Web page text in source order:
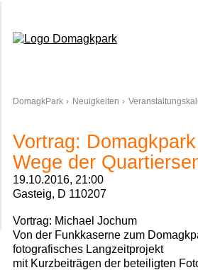
DomagkPark Neuigkeiten
Vortrag:
Wege der
19.10.2016, 21:00
Gasteig, D 110207
Vortrag: Michael Jochum
Von der Funkkaserne zum
fotografisches Langzeitprojekt
mit Kurzbeiträgen der beteiligten